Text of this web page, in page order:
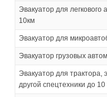
Эвакуатор для
10км
Эвакуатор для
Эвакуатор грузовых
Эвакуатор для трактора,
другой спецтехники до